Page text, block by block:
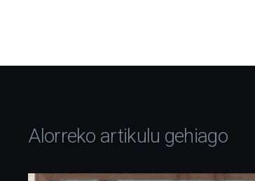
Alorreko artikulu gehiago